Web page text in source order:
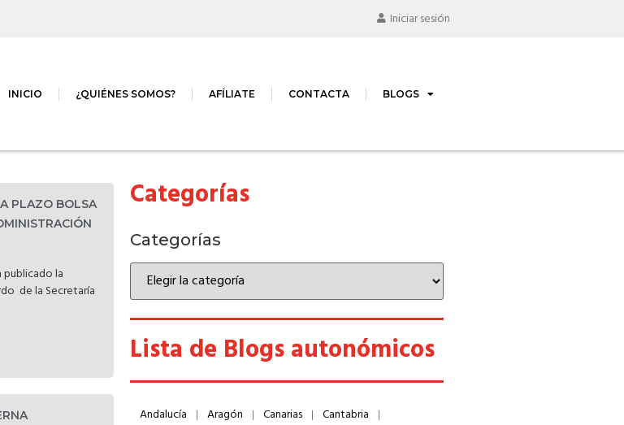
Iniciar sesión
INICIO ¿QUIÉNES SOMOS? AFÍLIATE CONTACTA BLOGS
PLAZO BOLSA
publicado la
de la Secretaría
Categorías
Categorías
Lista de Blogs autonómicos
Andalucía Aragón Canarias
Cantabria